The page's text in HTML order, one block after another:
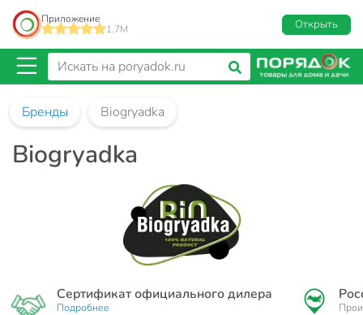
Приложение
1.7M
Открыть
Бренды Biogryadka
Biogryadka
Сертификат официального дилера
Подробнее